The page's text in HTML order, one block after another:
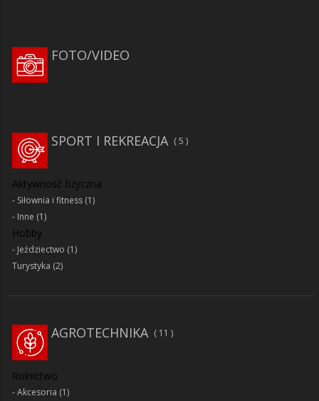
FOTO/VIDEO
SPORT I REKREACJA 5
Aktywność fizyczna
Siłownia i fitness (1)
Inne (1)
Hobby
Jeździectwo (1)
Turystyka (2)
AGROTECHNIKA 11
Rolnictwo
Akcesoria (1)